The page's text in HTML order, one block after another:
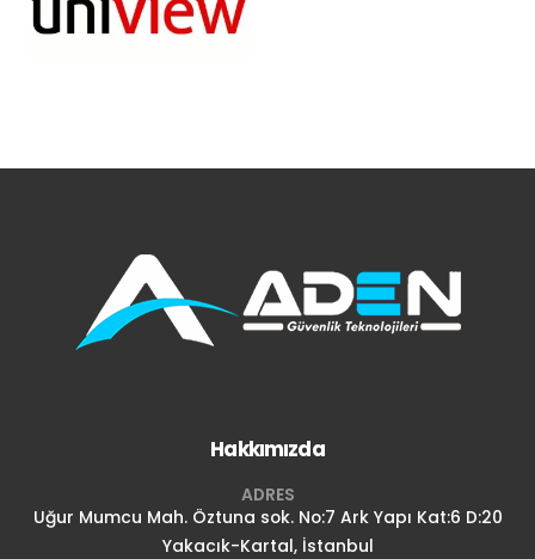
Hakkımızda
ADRES
Uğur Mumcu Mah. Öztuna sok. No:7 Ark Yapı Kat:6 D:20
Yakacık-Kartal, İstanbul